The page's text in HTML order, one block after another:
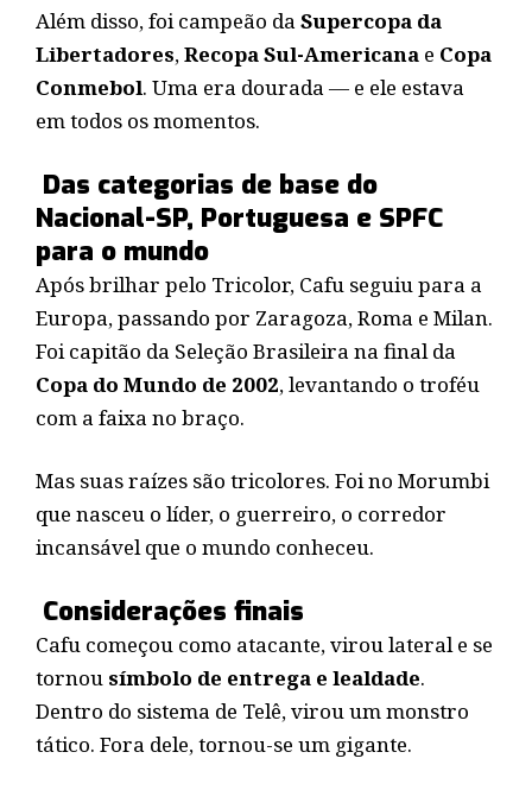
Além disso, foi campeão daSupercopa da
Libertadores,Recopa Sul-Americana e Copa
Conmebol. Uma era dourada — e ele estava
em todos os momentos.
Das categorias de base do
Nacional-SP, Portuguesa e SPFC
para o mundo
Após brilhar pelo Tricolor, Cafu seguiu para a
Europa, passando por Zaragoza, Roma e Milan.
Foi capitão da Seleção Brasileira na final da
Copa do Mundo de 2002, levantando o troféu
com a faixa no braço.
Mas suas raízes são tricolores. Foi no Morumbi
que nasceu o líder, o guerreiro, o corredor
incansável que o mundo conheceu.
Considerações finais
Cafu começou como atacante, virou lateral e se
tornou símbolo de entrega e lealdade.
Dentro do sistema de Telê, virou um monstro
tático. Fora dele, tornou-se um gigante.